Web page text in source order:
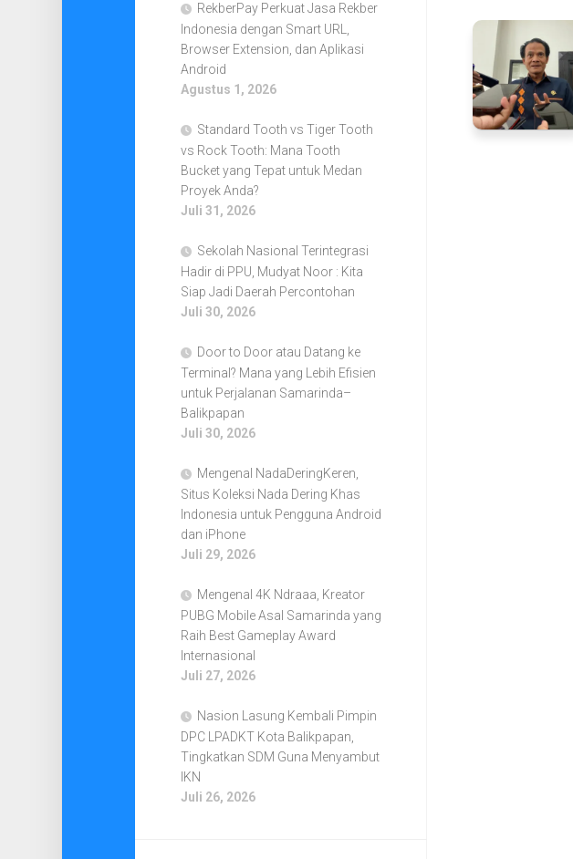
RekberPay Perkuat Jasa Rekber
Indonesia dengan Smart URL,
Browser Extension, dan Aplikasi
Android
Agustus 1, 2026
Standard Tooth vs Tiger Tooth
vs Rock Tooth: Mana Tooth
Bucket yang Tepat untuk Medan
Proyek Anda?
Juli 31, 2026
Sekolah Nasional Terintegrasi
Hadir di PPU, Mudyat Noor : Kita
Siap Jadi Daerah Percontohan
Juli 30, 2026
Door to Door atau Datang ke
Terminal? Mana yang Lebih Efisien
untuk Perjalanan Samarinda–
Balikpapan
Juli 30, 2026
Mengenal NadaDeringKeren,
Situs Koleksi Nada Dering Khas
Indonesia untuk Pengguna Android
dan iPhone
Juli 29, 2026
Mengenal 4K Ndraaa, Kreator
PUBG Mobile Asal Samarinda yang
Raih Best Gameplay Award
Internasional
Juli 27, 2026
Nasion Lasung Kembali Pimpin
DPC LPADKT Kota Balikpapan,
Tingkatkan SDM Guna Menyambut
IKN
Juli 26, 2026